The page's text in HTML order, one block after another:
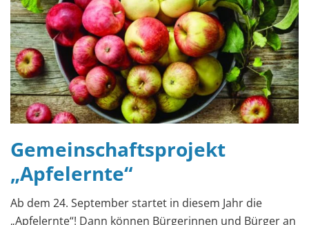
Gemeinschaftsprojekt
„Apfelernte“
Ab dem 24. September startet in diesem Jahr die
„Apfelernte“! Dann können Bürgerinnen und Bürger an